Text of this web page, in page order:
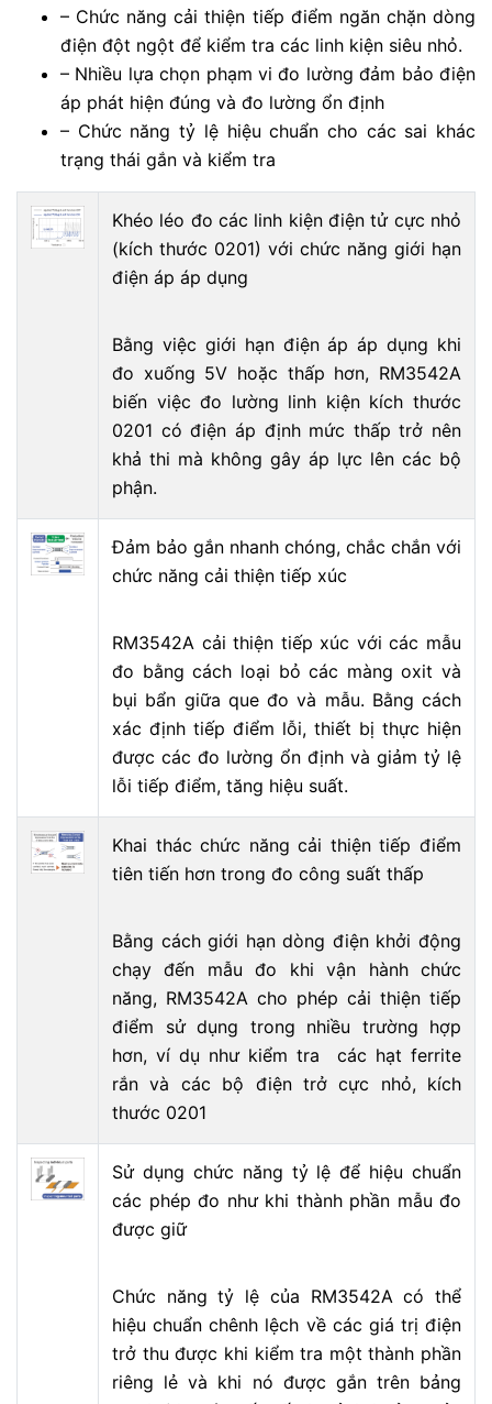
– Chức năng cải thiện tiếp điểm ngăn chặn dòng
điện đột ngột để kiểm tra các linh kiện siêu nhỏ.
– Nhiều lựa chọn phạm vi đo lường đảm bảo điện
áp phát hiện đúng và đo lường ổn định
– Chức năng tỷ lệ hiệu chuẩn cho các sai khác
trạng thái gắn và kiểm tra
Khéo léo đo các linh kiện điện tử cực nhỏ
(kích thước 0201) với chức năng giới hạn
điện áp áp dụng
Bằng việc giới hạn điện áp áp dụng khi
đo xuống 5V hoặc thấp hơn, RM3542A
biến việc đo lường linh kiện kích thước
0201 có điện áp định mức thấp trở nên
khả thi mà không gây áp lực lên các bộ
phận.
Đảm bảo gắn nhanh chóng, chắc chắn với
chức năng cải thiện tiếp xúc
RM3542A cải thiện tiếp xúc với các mẫu
đo bằng cách loại bỏ các màng oxit và
bụi bẩn giữa que đo và mẫu. Bằng cách
xác định tiếp điểm lỗi, thiết bị thực hiện
được các đo lường ổn định và giảm tỷ lệ
lỗi tiếp điểm, tăng hiệu suất.
Khai thác chức năng cải thiện tiếp điểm
tiên tiến hơn trong đo công suất thấp
Bằng cách giới hạn dòng điện khởi động
chạy đến mẫu đo khi vận hành chức
năng, RM3542A cho phép cải thiện tiếp
điểm sử dụng trong nhiều trường hợp
hơn, ví dụ như kiểm tra các hạt ferrite
rắn và các bộ điện trở cực nhỏ, kích
thước 0201
Sử dụng chức năng tỷ lệ để hiệu chuẩn
các phép đo như khi thành phần mẫu đo
được giữ
Chức năng tỷ lệ của RM3542A có thể
hiệu chuẩn chênh lệch về các giá trị điện
trở thu được khi kiểm tra một thành phần
riêng lẻ và khi nó được gắn trên bảng